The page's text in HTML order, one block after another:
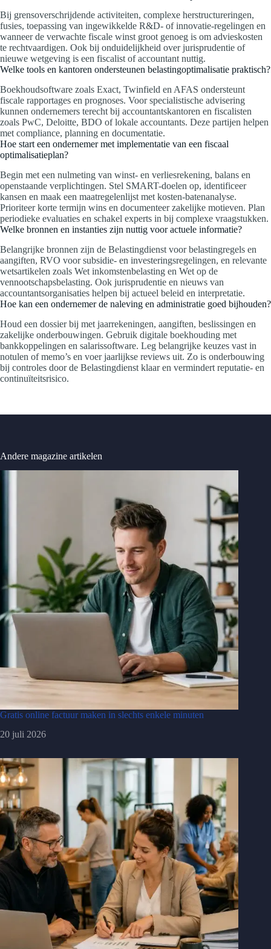
Bij grensoverschrijdende activiteiten, complexe herstructureringen,
fusies, toepassing van ingewikkelde R&D- of innovatie-regelingen en
wanneer de verwachte fiscale winst groot genoeg is om advieskosten
te rechtvaardigen. Ook bij onduidelijkheid over jurisprudentie of
nieuwe wetgeving is een fiscalist of accountant nuttig.
Welke tools en kantoren ondersteunen belastingoptimalisatie praktisch?
Boekhoudsoftware zoals Exact, Twinfield en AFAS ondersteunt
fiscale rapportages en prognoses. Voor specialistische advisering
kunnen ondernemers terecht bij accountantskantoren en fiscalisten
zoals PwC, Deloitte, BDO of lokale accountants. Deze partijen helpen
met compliance, planning en documentatie.
Hoe start een ondernemer met implementatie van een fiscaal
optimalisatieplan?
Begin met een nulmeting van winst- en verliesrekening, balans en
openstaande verplichtingen. Stel SMART-doelen op, identificeer
kansen en maak een maatregelenlijst met kosten-batenanalyse.
Prioriteer korte termijn wins en documenteer zakelijke motieven. Plan
periodieke evaluaties en schakel experts in bij complexe vraagstukken.
Welke bronnen en instanties zijn nuttig voor actuele informatie?
Belangrijke bronnen zijn de Belastingdienst voor belastingregels en
aangiften, RVO voor subsidie- en investeringsregelingen, en relevante
wetsartikelen zoals Wet inkomstenbelasting en Wet op de
vennootschapsbelasting. Ook jurisprudentie en nieuws van
accountantsorganisaties helpen bij actueel beleid en interpretatie.
Hoe kan een ondernemer de naleving en administratie goed bijhouden?
Houd een dossier bij met jaarrekeningen, aangiften, beslissingen en
zakelijke onderbouwingen. Gebruik digitale boekhouding met
bankkoppelingen en salarissoftware. Leg belangrijke keuzes vast in
notulen of memo’s en voer jaarlijkse reviews uit. Zo is onderbouwing
bij controles door de Belastingdienst klaar en vermindert reputatie- en
continuïteitsrisico.
Andere magazine artikelen
Gratis online factuur maken in slechts enkele minuten
20 juli 2026